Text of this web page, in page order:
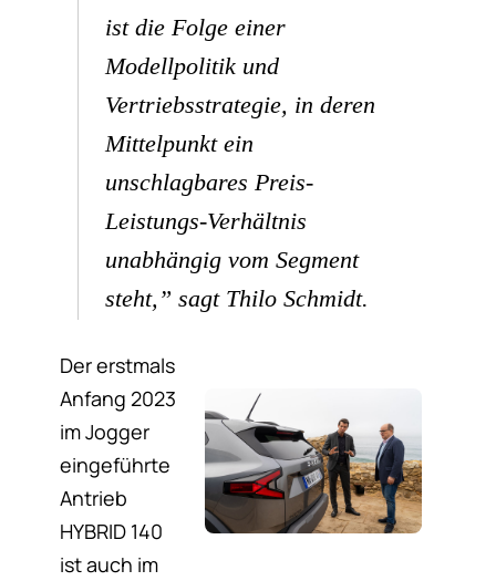
ist die Folge einer
Modellpolitik und
Vertriebsstrategie, in deren
Mittelpunkt ein
unschlagbares Preis-
Leistungs-Verhältnis
unabhängig vom Segment
steht,” sagt Thilo Schmidt.
Der erstmals
Anfang 2023
im Jogger
eingeführte
Antrieb
HYBRID 140
ist auch im